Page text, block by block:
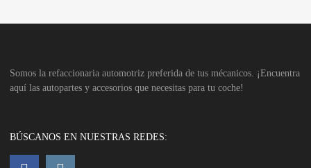
Somos la refaccionaria automotriz preferida de tus mécanicos. ¡Encuentra
aquí las autopartes y accesorios que necesitas para tu coche!
BÚSCANOS EN NUESTRAS REDES: